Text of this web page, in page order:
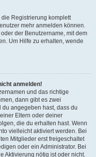
Registrierung komplett
mehr anmelden können.
der Benutzername, mit dem
Um Hilfe zu erhalten, wende
anmelden!
und das richtige
dann gibt es zwei
du angegeben hast, dass du
Eltern oder deiner
die du erhalten hast. Wenn
vielleicht aktiviert werden. Bei
Mitglieder erst freigeschaltet
oder ein Administrator. Bei
Aktivierung nötig ist oder nicht.